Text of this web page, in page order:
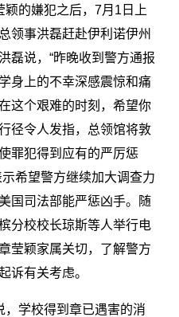
的嫌犯之后，7月1日上
领事洪磊赶赴伊利诺伊州
磊说，“昨晚收到警方通报
身上的不幸深感震惊和痛
这个艰难的时刻，希望你
径令人发指，总领馆将敦
罪犯得到应有的严厉惩
希望警方继续加大调查力
国司法部能严惩凶手。随
分校校长琼斯等人举行电
莹颖家属关切，了解警方
诉有关考虑。
学校得到章已遇害的消